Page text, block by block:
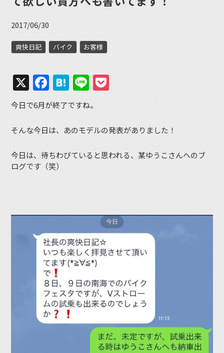
2017/06/30
爽快日記 バイク お客様
X Facebook
Hatena
Line
今日で6月が終了ですね。
そんな今日は、あのモデルの発表がありました！
今日は、待ちわびていると思われる、某ゆうこさんへのブ
ログです（笑）